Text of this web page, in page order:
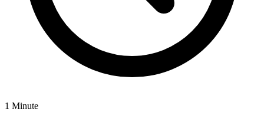
1 Minute